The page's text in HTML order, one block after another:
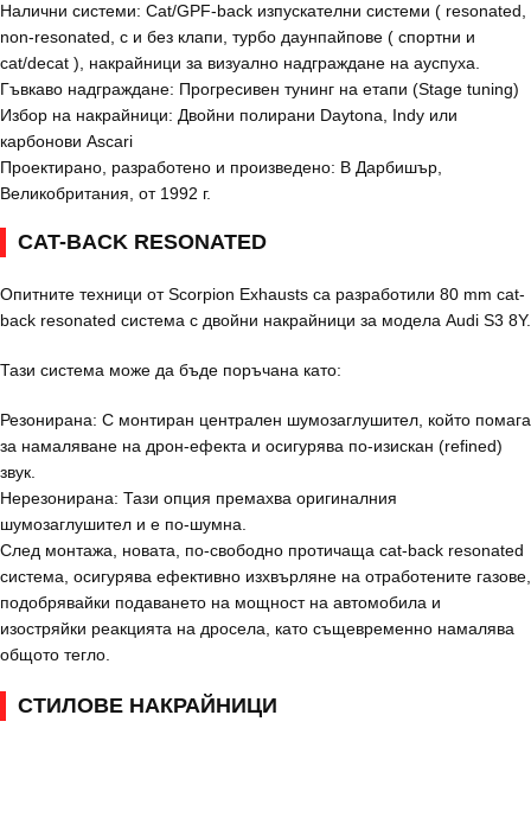
Налични системи: Cat/GPF-back изпускателни системи ( resonated,
non-resonated, с и без клапи, турбо даунпайпове ( спортни и
cat/decat ), накрайници за визуално надграждане на ауспуха.
Гъвкаво надграждане: Прогресивен тунинг на етапи (Stage tuning)
Избор на накрайници: Двойни полирани Daytona, Indy или
карбонови Ascari
Проектирано, разработено и произведено: В Дарбишър,
Великобритания, от 1992 г.
CAT-BACK RESONATED
Опитните техници от Scorpion Exhausts са разработили 80 mm cat-
back resonated система с двойни накрайници за модела Audi S3 8Y.
Тази система може да бъде поръчана като:
Резонирана: С монтиран централен шумозаглушител, който помага
за намаляване на дрон-ефекта и осигурява по-изискан (refined)
звук.
Нерезонирана: Тази опция премахва оригиналния
шумозаглушител и е по-шумна.
След монтажа, новата, по-свободно протичаща cat-back resonated
система, осигурява ефективно изхвърляне на отработените газове,
подобрявайки подаването на мощност на автомобила и
изостряйки реакцията на дросела, като същевременно намалява
общото тегло.
СТИЛОВЕ НАКРАЙНИЦИ